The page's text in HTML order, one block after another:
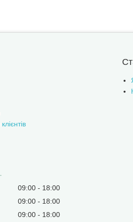
09:00
18:00
09:00
18:00
09:00 18:00